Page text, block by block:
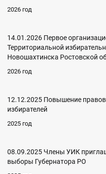
2026 год
14.01.2026 Первое
Территориальной
Новошахтинска Ростовской
2026 год
12.12.2025 Повышение
избирателей
2025 год
08.09.2025 Члены УИК
выборы Губернатора РО